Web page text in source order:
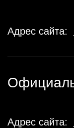
Адрес сайта:
Адрес сайта: